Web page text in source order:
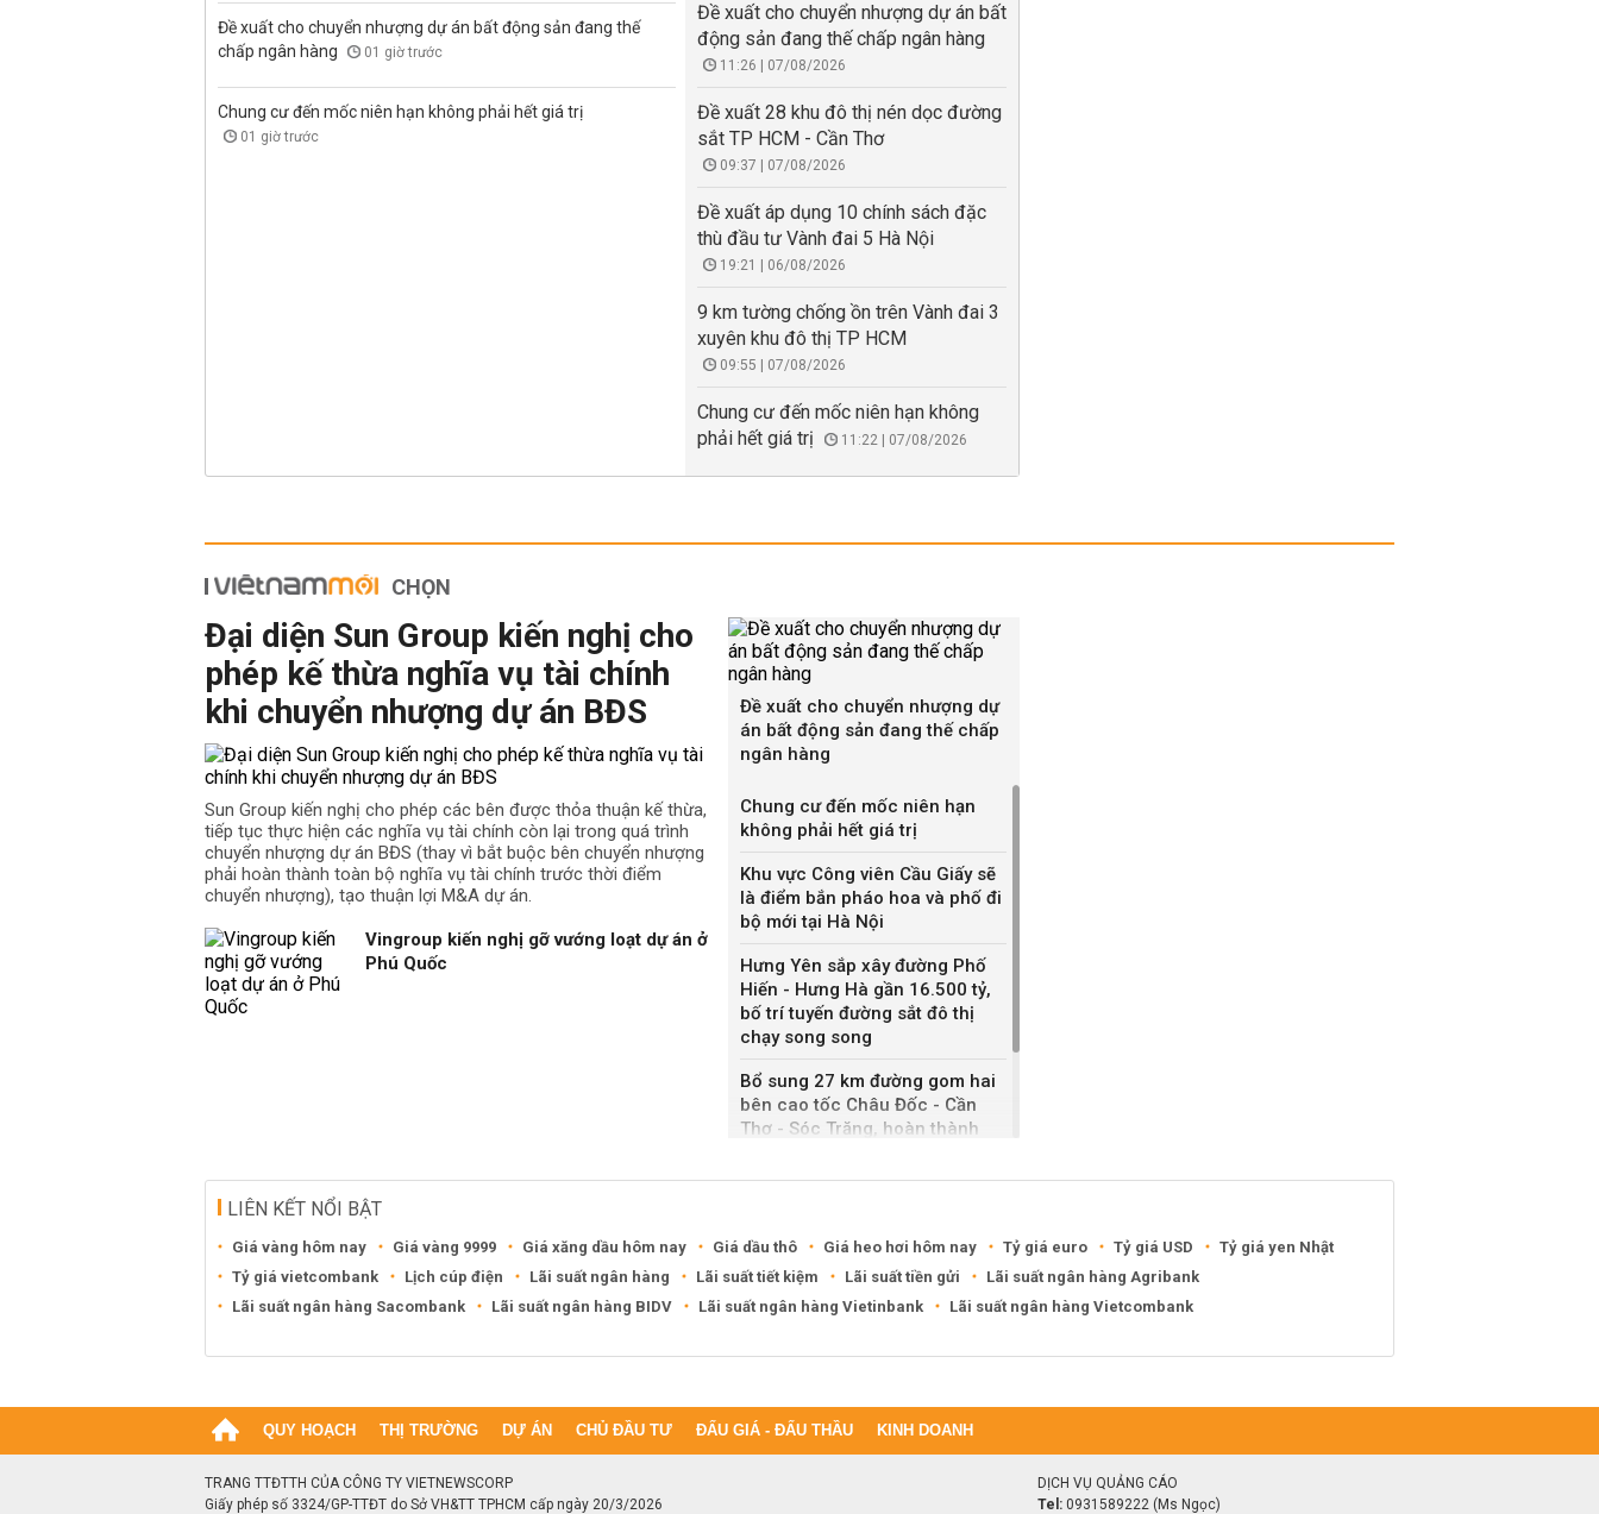
Đề xuất cho chuyển nhượng dự án bất động sản đang thế
chấp ngân hàng
01 giờ trước
Chung cư đến mốc niên hạn không phải hết giá trị
01 giờ trước
Đề xuất cho chuyển nhượng dự án bất
động sản đang thế chấp ngân hàng
11:26 | 07/08/2026
Đề xuất 28 khu đô thị nén dọc đường
sắt TP HCM - Cần Thơ
09:37 | 07/08/2026
Đề xuất áp dụng 10 chính sách đặc
thù đầu tư Vành đai 5 Hà Nội
19:21 | 06/08/2026
9 km tường chống ồn trên Vành đai 3
xuyên khu đô thị TP HCM
09:55 | 07/08/2026
Chung cư đến mốc niên hạn không
phải hết giá trị
11:22 | 07/08/2026
CHỌN
Đại diện Sun Group kiến nghị cho
phép kế thừa nghĩa vụ tài chính
khi chuyển nhượng dự án BĐS
Sun Group kiến nghị cho phép các bên được thỏa thuận kế thừa,
tiếp tục thực hiện các nghĩa vụ tài chính còn lại trong quá trình
chuyển nhượng dự án BĐS (thay vì bắt buộc bên chuyển nhượng
phải hoàn thành toàn bộ nghĩa vụ tài chính trước thời điểm
chuyển nhượng), tạo thuận lợi M&A dự án.
Vingroup kiến nghị gỡ vướng loạt dự án ở
Phú Quốc
Đề xuất cho chuyển nhượng dự
án bất động sản đang thế chấp
ngân hàng
Chung cư đến mốc niên hạn
không phải hết giá trị
Khu vực Công viên Cầu Giấy sẽ
là điểm bắn pháo hoa và phố đi
bộ mới tại Hà Nội
Hưng Yên sắp xây đường Phố
Hiến - Hưng Hà gần 16.500 tỷ,
bố trí tuyến đường sắt đô thị
chạy song song
Bổ sung 27 km đường gom hai
bên cao tốc Châu Đốc - Cần
Thơ - Sóc Trăng, hoàn thành
LIÊN KẾT NỔI BẬT
Giá vàng hôm nay Giá vàng 9999 Giá xăng dầu hôm nay Giá dầu thô Giá heo hơi hôm nay Tỷ giá euro Tỷ giá USD
Tỷ giá yen Nhật
Tỷ giá vietcombank
Lịch cúp điện Lãi suất ngân hàng Lãi suất tiết kiệm Lãi suất tiền gửi
Lãi suất ngân hàng Agribank
Lãi suất ngân hàng Sacombank
Lãi suất ngân hàng BIDV Lãi suất ngân hàng Vietinbank Lãi suất ngân hàng Vietcombank
QUY HOẠCH THỊ TRƯỜNG DỰ ÁN CHỦ ĐẦU TƯ ĐẤU GIÁ - ĐẤU THẦU KINH DOANH
TRANG TTĐTTH CỦA CÔNG TY VIETNEWSCORP
Giấy phép số 3324/GP-TTĐT do Sở VH&TT TPHCM cấp ngày 20/3/2026
DỊCH VỤ QUẢNG CÁO
Tel: 0931589222 (Ms Ngọc)